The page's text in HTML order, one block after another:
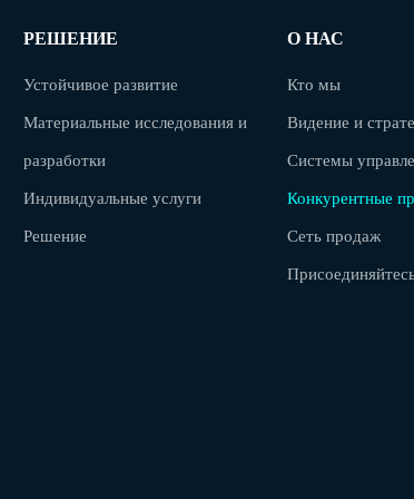
РЕШЕНИЕ
Устойчивое развитие
Материальные исследования и
разработки
Индивидуальные услуги
Решение
О НАС
Кто мы
Видение и
Системы
Конкурентные
Сеть продаж